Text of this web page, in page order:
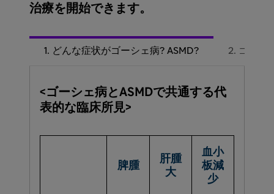
治療を開始できます。
1. どんな​症状が​ゴーシェ病? ASMD? 2. ゴーシ
<ゴーシェ病とASMDで共通する代
表的な臨床所見>
脾腫
肝腫
大
血小
板減
少